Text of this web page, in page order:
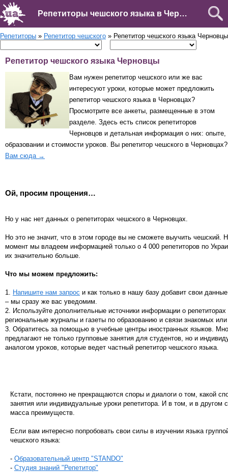
Репетиторы чешского языка в Черновцах
Репетиторы » Репетитор чешского » Репетитор чешского языка Черновцы
Репетитор чешского языка Черновцы
Вам нужен репетитор чешского или же вас
интересуют уроки, которые может предложить
репетитор чешского языка в Черновцах?
Просмотрите все анкеты, размещенные в этом
разделе. Здесь есть список репетиторов
Черновцов и детальная информация о них: опыте,
образовании и стоимости уроков. Вы репетитор чешского в Черновцах?
Вам сюда →
Ой, просим прощения…
Но у нас нет данных о репетиторах чешского в Черновцах.
Но это не значит, что в этом городе вы не сможете выучить чешский.
момент мы владеем информацией только о 4 000 репетиторов по
их значительно больше.
Что мы можем предложить:
1. Напишите нам запрос и как только в нашу базу добавит свои
– мы сразу же вас уведомим.
2. Используйте дополнительные источники информации о
региональные журналы и газеты по образованию и связи знакомых
3. Обратитесь за помощью в учебные центры иностранных языков.
предлагают не только групповые занятия для студентов, но и
аналогом уроков, которые ведет частный репетитор чешского языка.
Кстати, постоянно не прекращаются споры и диалоги о том, какой
занятия или индивидуальные уроки репетитора. И в том, и в другом
масса преимуществ.
Если вам интересно попробовать свои силы в изучении языка
чешского языка:
- Образовательный центр "STANDO"
- Студия знаний "Репетитор"